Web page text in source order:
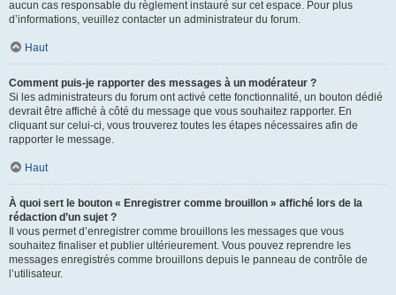
aucun cas responsable du règlement instauré sur cet espace. Pour plus
d’informations, veuillez contacter un administrateur du forum.
Haut
Comment puis-je rapporter des messages à un modérateur ?
Si les administrateurs du forum ont activé cette fonctionnalité, un bouton dédié
devrait être affiché à côté du message que vous souhaitez rapporter. En
cliquant sur celui-ci, vous trouverez toutes les étapes nécessaires afin de
rapporter le message.
Haut
À quoi sert le bouton « Enregistrer comme brouillon » affiché lors de la
rédaction d’un sujet ?
Il vous permet d’enregistrer comme brouillons les messages que vous
souhaitez finaliser et publier ultérieurement. Vous pouvez reprendre les
messages enregistrés comme brouillons depuis le panneau de contrôle de
l’utilisateur.